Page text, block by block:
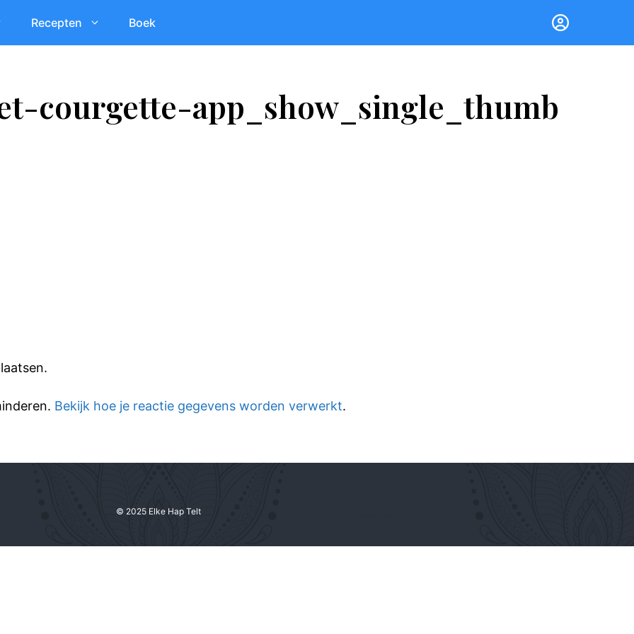
Recepten Boek
courgette-app_show_single_thumb
Bekijk hoe je reactie gegevens worden verwerkt.
© 2025 Elke Hap Telt